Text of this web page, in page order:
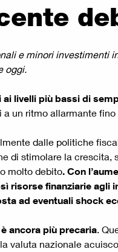
e minori investimenti
oggi.
livelli più bassi di
un ritmo allarmante
dalle politiche
di stimolare la
molto debito. Con
risorse finanziarie
ad eventuali shock
ancora più precaria.
valuta nazionale